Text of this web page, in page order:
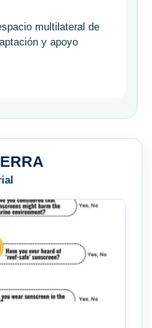
multilateral de
y apoyo